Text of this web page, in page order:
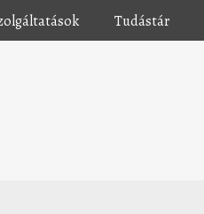
Tudástár